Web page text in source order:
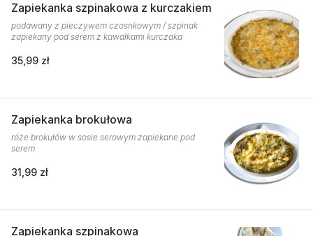
Zapiekanka szpinakowa z kurczakiem
podawany z pieczywem czosnkowym / szpinak
zapiekany pod serem z kawałkami kurczaka
35,99 zł
Zapiekanka brokułowa
róże brokułów w sosie serowym zapiekane pod
serem
31,99 zł
Zapiekanka szpinakowa